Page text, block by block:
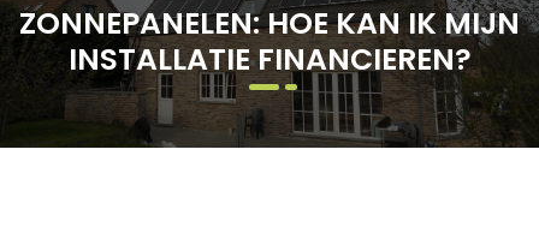
ZONNEPANELEN: HOE KAN IK MIJN
INSTALLATIE FINANCIEREN?